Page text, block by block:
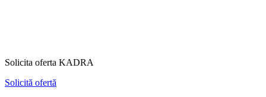
Solicita oferta KADRA
Solicită ofertă